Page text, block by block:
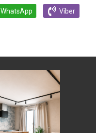
WhatsApp Viber